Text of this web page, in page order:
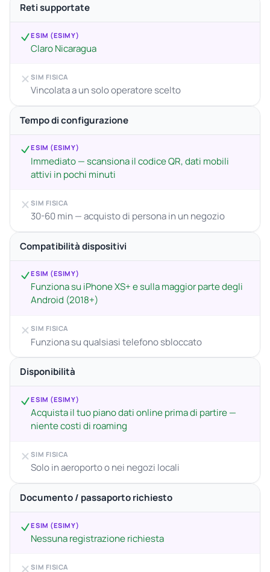
Reti supportate
ESIM (ESIMY)
Claro Nicaragua
SIM FISICA
Vincolata a un solo operatore scelto
Tempo di configurazione
ESIM (ESIMY)
Immediato — scansiona il codice QR, dati mobili
attivi in pochi minuti
SIM FISICA
30-60 min — acquisto di persona in un negozio
Compatibilità dispositivi
ESIM (ESIMY)
Funziona su iPhone XS+ e sulla maggior parte degli
Android (2018+)
SIM FISICA
Funziona su qualsiasi telefono sbloccato
Disponibilità
ESIM (ESIMY)
Acquista il tuo piano dati online prima di partire —
niente costi di roaming
SIM FISICA
Solo in aeroporto o nei negozi locali
Documento / passaporto richiesto
ESIM (ESIMY)
Nessuna registrazione richiesta
SIM FISICA